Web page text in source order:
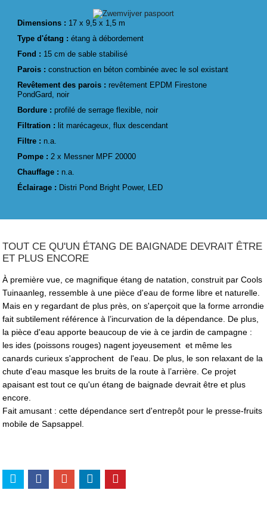
Dimensions : 17 x 9,5 x 1,5 m
Type d'étang : étang à débordement
Fond : 15 cm de sable stabilisé
Parois : construction en béton combinée avec le sol existant
Revêtement des parois :revêtement EPDM Firestone
PondGard, noir
Bordure :profilé de serrage flexible, noir
Filtration : lit marécageux, flux descendant
Filtre : n.a.
Pompe : 2 x Messner MPF 20000
Chauffage : n.a.
Éclairage : Distri Pond Bright Power, LED
TOUT CE QU'UN ÉTANG DE BAIGNADE DEVRAIT ÊTRE
ET PLUS ENCORE
À première vue, ce magnifique étang de natation, construit par Cools
Tuinaanleg, ressemble à une pièce d'eau de forme libre et naturelle.
Mais en y regardant de plus près, on s'aperçoit que la forme arrondie
fait subtilement référence à l’incurvation de la dépendance. De plus,
la pièce d'eau apporte beaucoup de vie à ce jardin de campagne :
les ides (poissons rouges) nagent joyeusement et même les
canards curieux s'approchent de l'eau. De plus, le son relaxant de la
chute d'eau masque les bruits de la route à l’arrière. Ce projet
apaisant est tout ce qu'un étang de baignade devrait être et plus
encore.
Fait amusant : cette dépendance sert d'entrepôt pour le presse-fruits
mobile de Sapsappel.